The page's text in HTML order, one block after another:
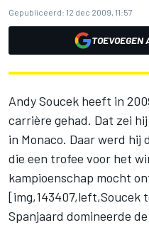
Gepubliceerd: 12 dec 2009, 11:57
TOEVOEGEN
Andy Soucek heeft in
carrière gehad. Dat zei
in Monaco. Daar werd hij
die een trofee voor het
kampioenschap mocht
[img,143407,left,Soucek
Spanjaard domineerde